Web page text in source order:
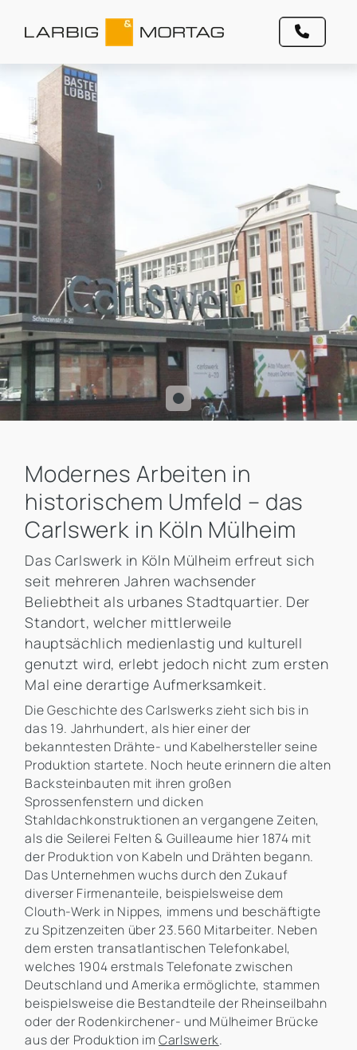
Modernes Arbeiten in
historischem Umfeld – das
Carlswerk in Köln Mülheim
Das Carlswerk in Köln Mülheim erfreut sich
seit mehreren Jahren wachsender
Beliebtheit als urbanes Stadtquartier. Der
Standort, welcher mittlerweile
hauptsächlich medienlastig und kulturell
genutzt wird, erlebt jedoch nicht zum ersten
Mal eine derartige Aufmerksamkeit.
Die Geschichte des Carlswerks zieht sich bis in
das 19. Jahrhundert, als hier einer der
bekanntesten Drähte- und Kabelhersteller seine
Produktion startete. Noch heute erinnern die alten
Backsteinbauten mit ihren großen
Sprossenfenstern und dicken
Stahldachkonstruktionen an vergangene Zeiten,
als die Seilerei Felten & Guilleaume hier 1874 mit
der Produktion von Kabeln und Drähten begann.
Das Unternehmen wuchs durch den Zukauf
diverser Firmenanteile, beispielsweise dem
Clouth-Werk in Nippes, immens und beschäftigte
zu Spitzenzeiten über 23.560 Mitarbeiter. Neben
dem ersten transatlantischen Telefonkabel,
welches 1904 erstmals Telefonate zwischen
Deutschland und Amerika ermöglichte, stammen
beispielsweise die Bestandteile der Rheinseilbahn
oder der Rodenkirchener- und Mülheimer Brücke
aus der Produktion im Carlswerk.